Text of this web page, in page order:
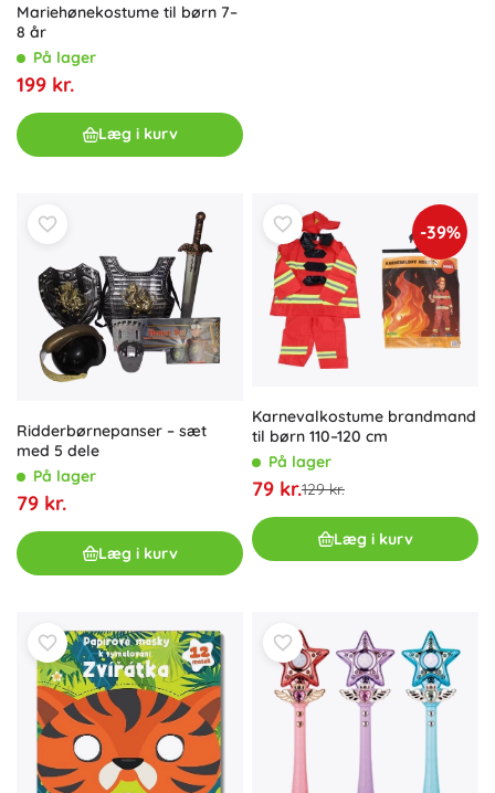
Mariehønekostume til børn 7–
8 år
På lager
199 kr.
Læg i kurv
Ridderbørnepanser – sæt
med 5 dele
På lager
79 kr.
Læg i kurv
-39%
Karnevalkostume brandmand
til børn 110–120 cm
På lager
79 kr.129 kr.
Læg i kurv